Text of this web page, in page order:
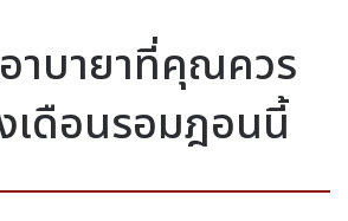
าบายาที่คุณควร
เดือนรอมฎอนนี้